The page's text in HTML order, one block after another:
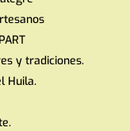
y tradiciones.
Huila.